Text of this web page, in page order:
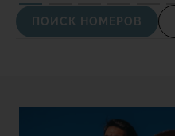
ПОИСК НОМЕРОВ